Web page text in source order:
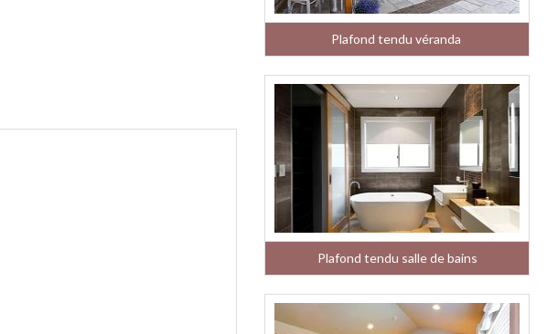
Plafond tendu véranda
Plafond tendu salle de bains